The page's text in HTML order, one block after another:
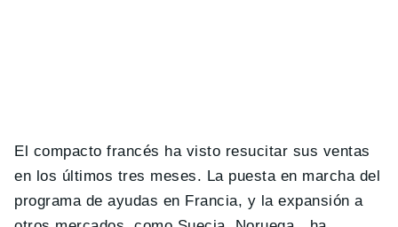
El compacto francés ha visto resucitar sus ventas
en los últimos tres meses. La puesta en marcha del
programa de ayudas en Francia, y la expansión a